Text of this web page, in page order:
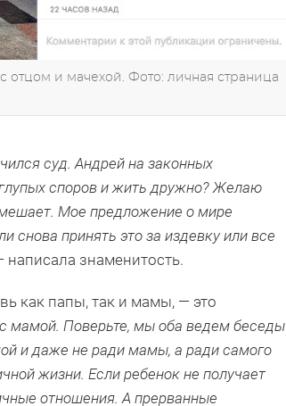
и мачехой. Фото: личная страница
суд. Андрей на законных
споров и жить дружно? Желаю
Мое предложение о мире
снова принять это за издевку или все
написала знаменитость.
как папы, так и мамы, — это
мамой. Поверьте, мы оба ведем беседы
и даже не ради мамы, а ради самого
жизни. Если ребенок не получает
отношения. А прерванные